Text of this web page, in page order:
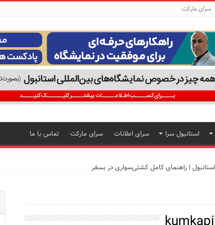
سرای مارکت
استانبول سرا سرای اعلانات سرای مارکت تماس با ما